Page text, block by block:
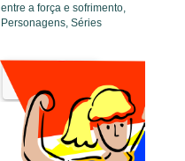
entre a força e sofrimento,
Personagens, Séries